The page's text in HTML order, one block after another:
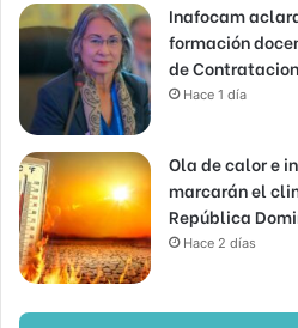
Inafocam
formación
de
Hace 1 día
Ola de calor e
marcarán el
República
Hace 2 días